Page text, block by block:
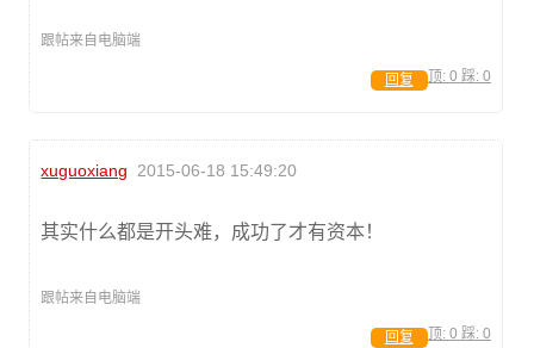
跟帖来自电脑端
顶: 0 踩: 0
回复
xuguoxiang 2015-06-18 15:49:20
其实什么都是开头难，成功了才有资本！
跟帖来自电脑端
顶: 0 踩: 0
回复